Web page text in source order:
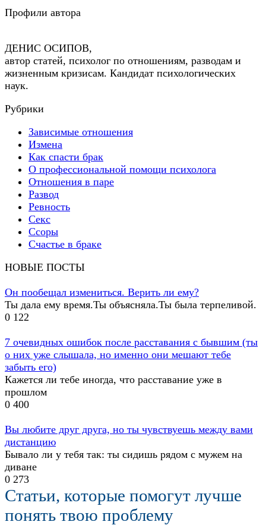
Профили автора
ДЕНИС ОСИПОВ,
автор статей, психолог по отношениям, разводам и
жизненным кризисам. Кандидат психологических
наук.
Рубрики
Зависимые отношения
Измена
Как спасти брак
О профессиональной помощи психолога
Отношения в паре
Развод
Ревность
Секс
Ссоры
Счастье в браке
НОВЫЕ ПОСТЫ
Он пообещал измениться. Верить ли ему?
Ты дала ему время.Ты объясняла.Ты была терпеливой.
0 122
7 очевидных ошибок после расставания с бывшим (ты
о них уже слышала, но именно они мешают тебе
забыть его)
Кажется ли тебе иногда, что расставание уже в
прошлом
0 400
Вы любите друг друга, но ты чувствуешь между вами
дистанцию
Бывало ли у тебя так: ты сидишь рядом с мужем на
диване
0 273
Статьи, которые помогут лучше
понять твою проблему